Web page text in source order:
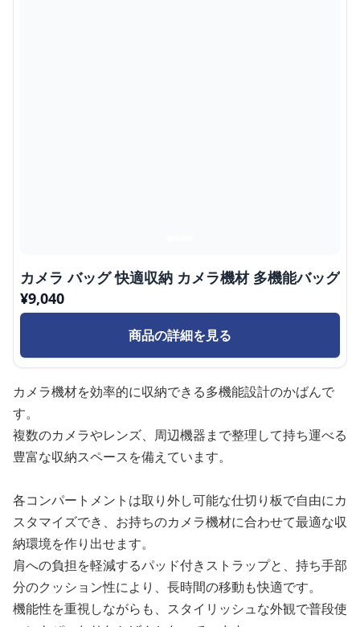
カメラ バッグ 快適収納 カメラ機材 多機能バッグ
¥9,040
商品の詳細を見る
カメラ機材を効率的に収納できる多機能設計のかばんで
す。
複数のカメラやレンズ、周辺機器まで整理して持ち運べる
豊富な収納スペースを備えています。
各コンパートメントは取り外し可能な仕切り板で自由にカ
スタマイズでき、お持ちのカメラ機材に合わせて最適な収
納環境を作り出せます。
肩への負担を軽減するパッド付きストラップと、持ち手部
分のクッション性により、長時間の移動も快適です。
機能性を重視しながらも、スタイリッシュな外観で普段使